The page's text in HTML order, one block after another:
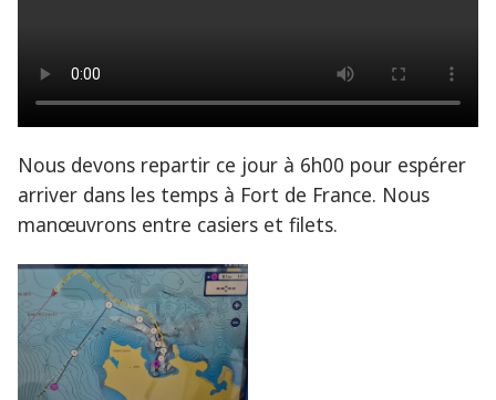
Nous devons repartir ce jour à 6h00 pour espérer
arriver dans les temps à Fort de France. Nous
manœuvrons entre casiers et filets.